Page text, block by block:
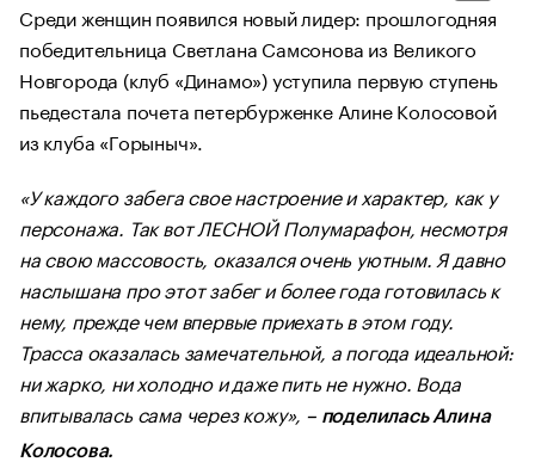
Среди женщин появился новый лидер: прошлогодняя
победительница Светлана Самсонова из Великого
Новгорода (клуб «Динамо») уступила первую ступень
пьедестала почета петербурженке Алине Колосовой
из клуба «Горыныч».
«У каждого забега свое настроение и характер, как у
персонажа. Так вот ЛЕСНОЙ Полумарафон, несмотря
на свою массовость, оказался очень уютным. Я давно
наслышана про этот забег и более года готовилась к
нему, прежде чем впервые приехать в этом году.
Трасса оказалась замечательной, а погода идеальной:
ни жарко, ни холодно и даже пить не нужно. Вода
впитывалась сама через кожу», – поделилась Алина
Колосова.